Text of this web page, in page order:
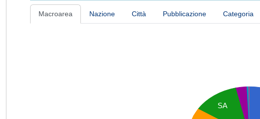
Macroarea Nazione Città Pubblicazione Categoria
SA